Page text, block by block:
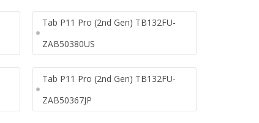
Tab P11 Pro (2nd Gen) TB132FU-
ZAB50380US
Tab P11 Pro (2nd Gen) TB132FU-
ZAB50367JP